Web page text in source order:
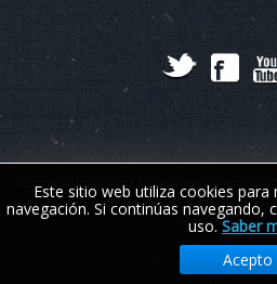
Este sitio web utiliza cookies para
navegación. Si continúas navegando,
uso.Saber
Acepto
Banda Municipal de Música de Aracena ©